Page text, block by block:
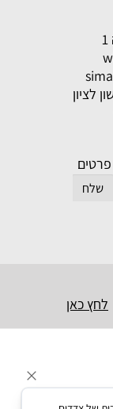
לחץ כאן